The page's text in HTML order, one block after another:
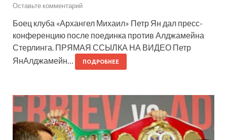
Оставьте комментарий
Боец клуба «Архангел Михаил» Петр Ян дал пресс-
конференцию после поединка против Алджамейна
Стерлинга. ПРЯМАЯ ССЫЛКА НА ВИДЕО Петр
ЯнАлджамейн…
ПОДРОБНЕЕ